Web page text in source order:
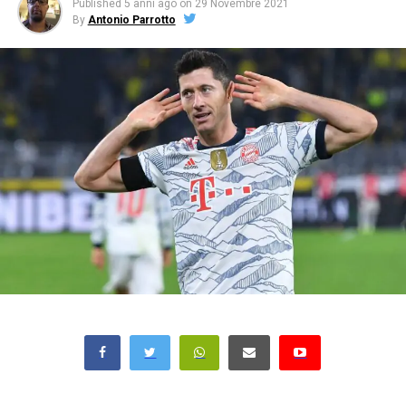
Published 5 anni ago on 29 Novembre 2021
By Antonio Parrotto